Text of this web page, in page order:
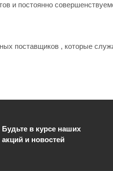
и постоянно
поставщиков , которые
Будьте в курсе наших
акций и новостей